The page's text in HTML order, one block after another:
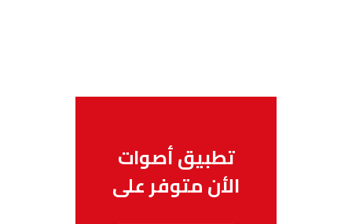
تطبيق أصوات
الأن متوفر على